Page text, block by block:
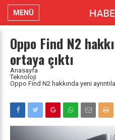
MENÜ
Oppo Find N2
ortaya çıktı
Anasayfa
Teknoloji
Oppo Find N2 hakkında yeni